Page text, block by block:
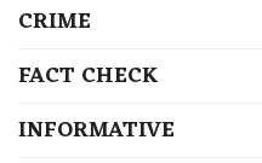
CRIME
FACT CHECK
INFORMATIVE